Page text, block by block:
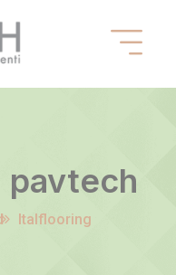
Italflooring